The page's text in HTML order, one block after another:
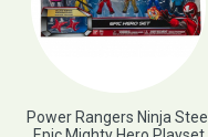
Power Rangers Ninja Steel